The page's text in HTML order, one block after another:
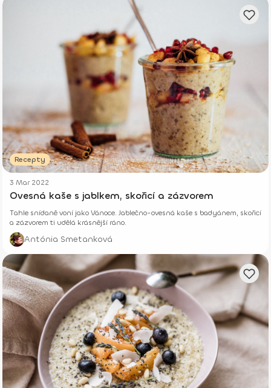
Recepty
3 Mar 2022
Ovesná kaše s jablkem, skořicí a zázvorem
Tahle snídaně voní jako Vánoce. Jablečno-ovesná kaše s badyánem, skořicí
a zázvorem ti udělá krásnější ráno.
Antónia Smetanková